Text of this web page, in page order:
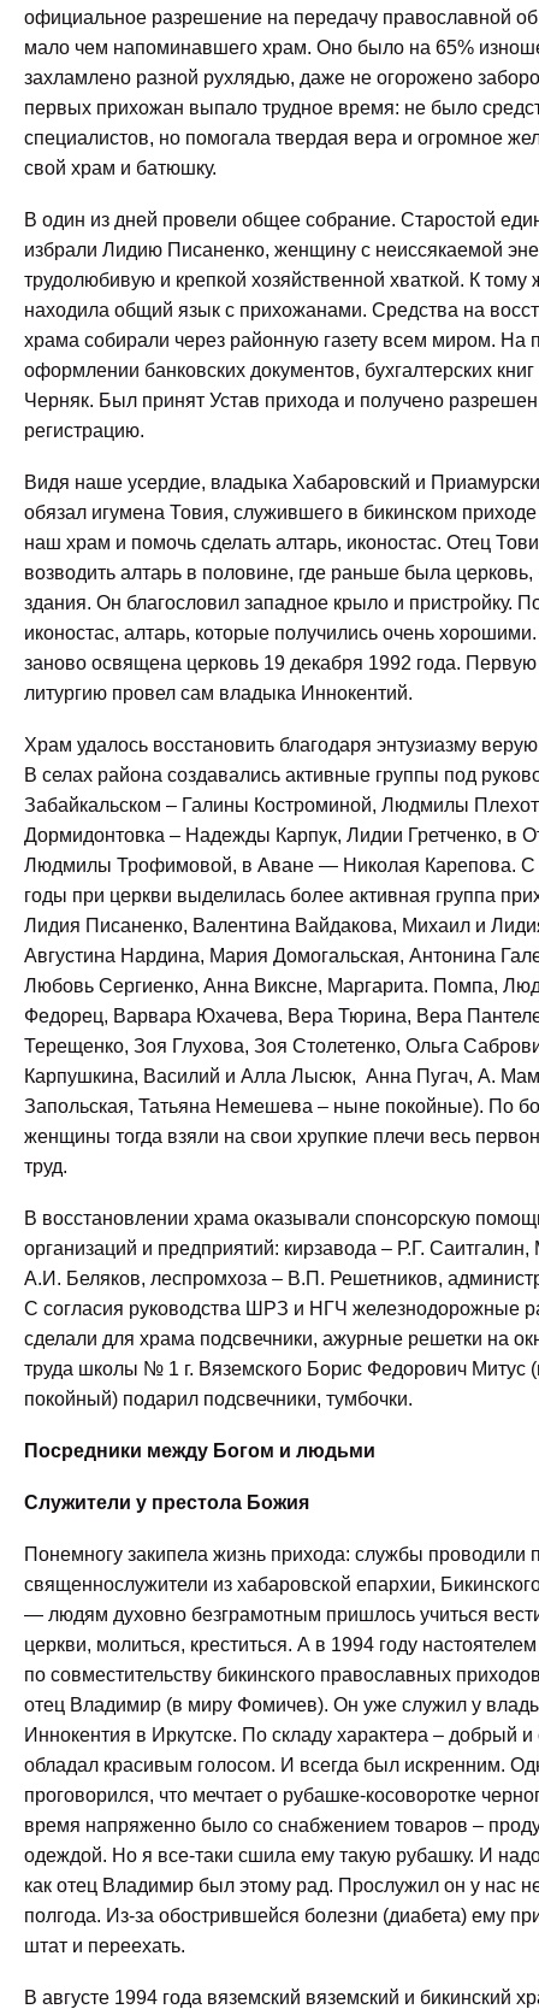
официальное разрешение на передачу православной
мало чем напоминавшего храм. Оно было на 65%
захламлено разной рухлядью, даже не огорожено
первых прихожан выпало трудное время: не было
специалистов, но помогала твердая вера и огромное
свой храм и батюшку.
В один из дней провели общее собрание. Старостой
избрали Лидию Писаненко, женщину с неиссякаемой
трудолюбивую и крепкой хозяйственной хваткой. К тому
находила общий язык с прихожанами. Средства на
храма собирали через районную газету всем миром. На
оформлении банковских документов, бухгалтерских
Черняк. Был принят Устав прихода и получено
регистрацию.
Видя наше усердие, владыка Хабаровский и
обязал игумена Товия, служившего в бикинском
наш храм и помочь сделать алтарь, иконостас. Отец
возводить алтарь в половине, где раньше была церковь,
здания. Он благословил западное крыло и пристройку.
иконостас, алтарь, которые получились очень
заново освящена церковь 19 декабря 1992 года.
литургию провел сам владыка Иннокентий.
Храм удалось восстановить благодаря энтузиазму
В селах района создавались активные группы под
Забайкальском – Галины Костроминой, Людмилы
Дормидонтовка – Надежды Карпук, Лидии Гретченко, в
Людмилы Трофимовой, в Аване — Николая Карепова. С
годы при церкви выделилась более активная группа
Лидия Писаненко, Валентина Вайдакова, Михаил и
Августина Нардина, Мария Домогальская, Антонина
Любовь Сергиенко, Анна Виксне, Маргарита. Помпа,
Федорец, Варвара Юхачева, Вера Тюрина, Вера
Терещенко, Зоя Глухова, Зоя Столетенко, Ольга
Карпушкина, Василий и Алла Лысюк, Анна Пугач, А.
Запольская, Татьяна Немешева – ныне покойные). По
женщины тогда взяли на свои хрупкие плечи весь
труд.
В восстановлении храма оказывали спонсорскую
организаций и предприятий: кирзавода – Р.Г.
А.И. Беляков, леспромхоза – В.П. Решетников,
С согласия руководства ШРЗ и НГЧ железнодорожные
сделали для храма подсвечники, ажурные решетки на
труда школы № 1 г. Вяземского Борис Федорович Митус
покойный) подарил подсвечники, тумбочки.
Посредники между Богом и людьми
Служители у престола Божия
Понемногу закипела жизнь прихода: службы проводили
священнослужители из хабаровской епархии,
— людям духовно безграмотным пришлось учиться
церкви, молиться, креститься. А в 1994 году
по совместительству бикинского православных
отец Владимир (в миру Фомичев). Он уже служил у
Иннокентия в Иркутске. По складу характера – добрый
обладал красивым голосом. И всегда был искренним.
проговорился, что мечтает о рубашке-косоворотке
время напряженно было со снабжением товаров –
одеждой. Но я все-таки сшила ему такую рубашку. И
как отец Владимир был этому рад. Прослужил он у нас
полгода. Из-за обострившейся болезни (диабета) ему
штат и переехать.
В августе 1994 года вяземский вяземский и бикинский